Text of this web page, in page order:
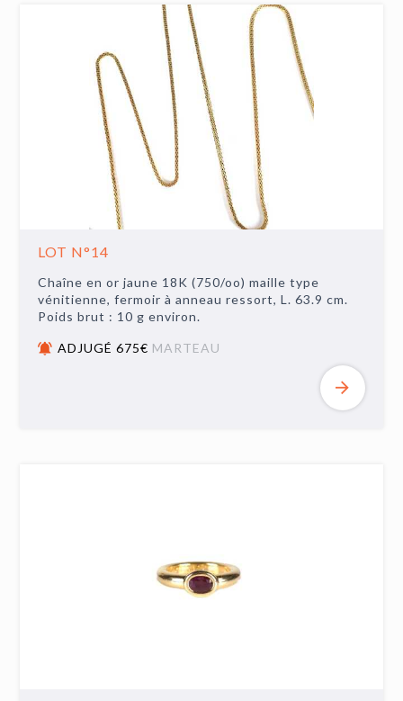
LOT N°14
Chaîne en or jaune 18K (750/oo) maille type
vénitienne, fermoir à anneau ressort, L. 63.9 cm.
Poids brut : 10 g environ.
ADJUGÉ 675€ MARTEAU